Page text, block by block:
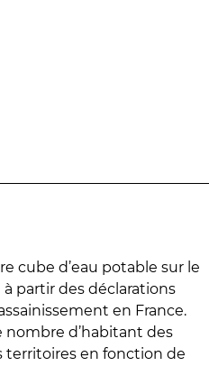
cube d’eau potable sur le
partir des déclarations
en France.
nombre d’habitant des
territoires en fonction de